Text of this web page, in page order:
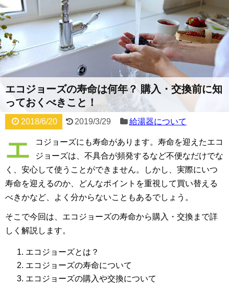
エコジョーズの寿命は何年？ 購入・交換前に知
っておくべきこと！
2018/6/20 2019/3/29 給湯器について
エ
コジョーズにも寿命があります。寿命を迎えたエコ
ジョーズは、不具合が頻発するなど不便なだけでな
く、安心して使うことができません。しかし、実際にいつ
寿命を迎えるのか、どんなポイントを重視して買い替える
べきかなど、よく分からないこともあるでしょう。
そこで今回は、エコジョーズの寿命から購入・交換まで詳
しく解説します。
エコジョーズとは？
エコジョーズの寿命について
エコジョーズの購入や交換について